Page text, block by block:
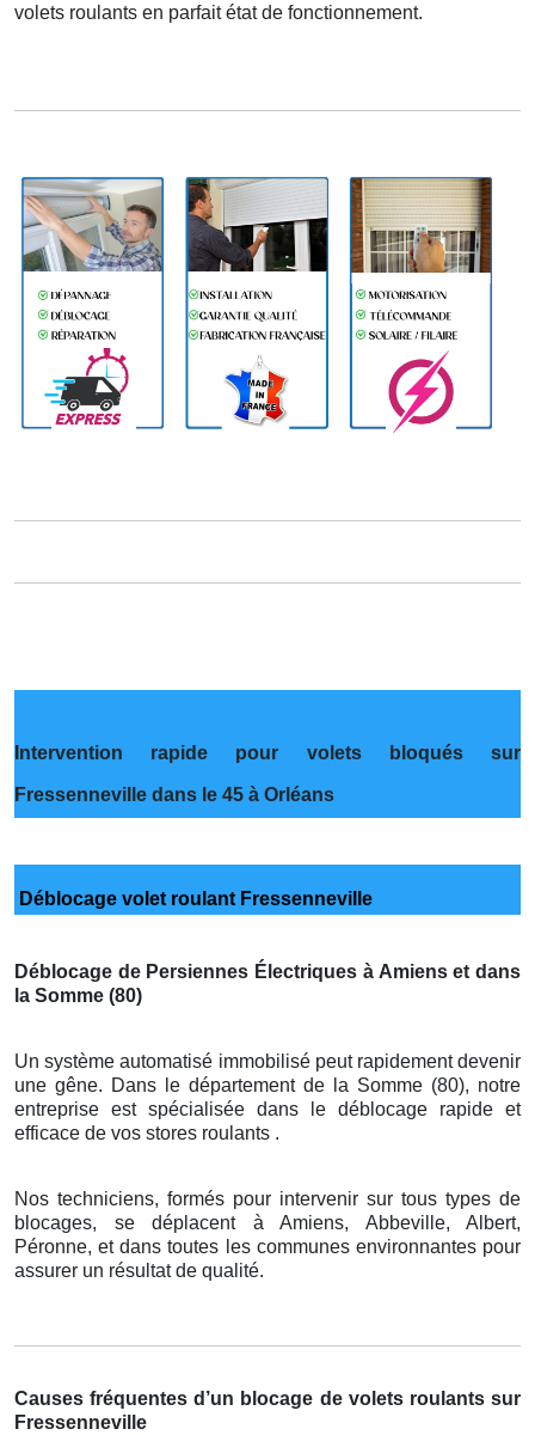
volets roulants en parfait état de fonctionnement.
Intervention rapide pour volets bloqués sur
Fressenneville dans le 45 à Orléans
Déblocage volet roulant Fressenneville
Déblocage de Persiennes Électriques à Amiens et dans
la Somme (80)
Un système automatisé immobilisé peut rapidement devenir
une gêne. Dans le département de la Somme (80), notre
entreprise est spécialisée dans le déblocage rapide et
efficace de vos stores roulants .
Nos techniciens, formés pour intervenir sur tous types de
blocages, se déplacent à Amiens, Abbeville, Albert,
Péronne, et dans toutes les communes environnantes pour
assurer un résultat de qualité.
Causes fréquentes d’un blocage de volets roulants sur
Fressenneville